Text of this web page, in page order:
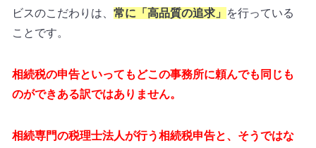
ビスのこだわりは、 常に「高品質の追求」
を行っている
ことです。
相続税の申告といってもどこの事務所に頼んでも同じも
のができある訳ではありません。
相続専門の税理士法人が行う相続税申告と、そうではな